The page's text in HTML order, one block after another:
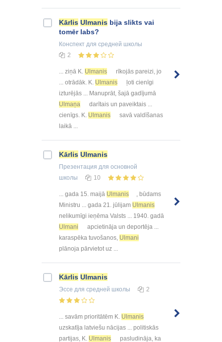
Kārlis Ulmanis bija slikts vai
tomēr labs?
Конспект для средней школы
2
... ziņā K. Ulmanis
rīkojās pareizi, jo
... otrādāk. K. Ulmanis
ļoti cienīgi
izturējās ... Manuprāt, šajā gadījumā
Ulmaņa
darītais un paveiktais ...
cienīgs. K. Ulmanis
savā valdīšanas
laikā ...
Kārlis Ulmanis
Презентация для основной
школы
10
... gada 15. maijā Ulmanis
, būdams
Ministru ... gada 21. jūlijam Ulmanis
nelikumīgi ieņēma Valsts ... 1940. gadā
Ulmani
apcietināja un deportēja ...
karaspēka tuvošanos, Ulmani
plānoja pārvietot uz ...
Kārlis Ulmanis
Эссе для средней школы 2
... savām prioritātēm K. Ulmanis
uzskatīja latviešu nācijas ... politiskās
partijas, K. Ulmanis pasludināja, ka